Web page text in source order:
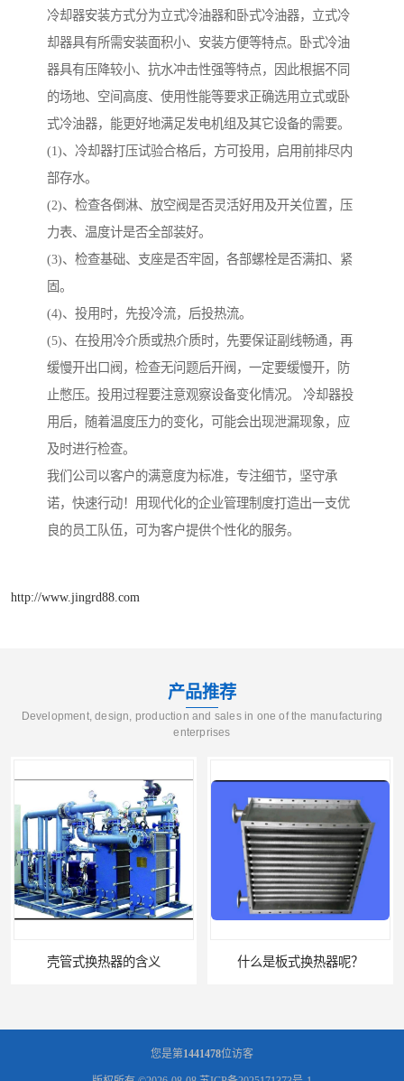
冷却器安装方式分为立式冷油器和卧式冷油器，立式冷
却器具有所需安装面积小、安装方便等特点。卧式冷油
器具有压降较小、抗水冲击性强等特点，因此根据不同
的场地、空间高度、使用性能等要求正确选用立式或卧
式冷油器，能更好地满足发电机组及其它设备的需要。
(1)、冷却器打压试验合格后，方可投用，启用前排尽内
部存水。
(2)、检查各倒淋、放空阀是否灵活好用及开关位置，压
力表、温度计是否全部装好。
(3)、检查基础、支座是否牢固，各部螺栓是否满扣、紧
固。
(4)、投用时，先投冷流，后投热流。
(5)、在投用冷介质或热介质时，先要保证副线畅通，再
缓慢开出口阀，检查无问题后开阀，一定要缓慢开，防
止憋压。投用过程要注意观察设备变化情况。 冷却器投
用后，随着温度压力的变化，可能会出现泄漏现象，应
及时进行检查。
我们公司以客户的满意度为标准，专注细节，坚守承
诺，快速行动！用现代化的企业管理制度打造出一支优
良的员工队伍，可为客户提供个性化的服务。
http://www.jingrd88.com
产品推荐
Development, design, production and sales in one of the manufacturing
enterprises
什么是板式换热器呢？
您是第1441478位访客